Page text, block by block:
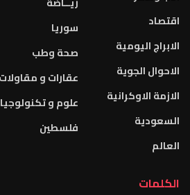
اقتصاد
الابراج اليومية
الاحوال الجوية
الازمة الاوكرانية
السعودية
العالم
سوريا
صحة وطب
عقارات و مقاولات
علوم و تكنولوجيا
فلسطين
الكلمات